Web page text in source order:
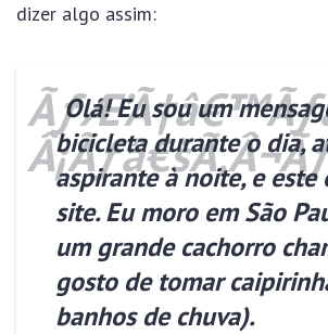
dizer algo assim:
Olá! Eu sou um mensageiro de
bicicleta durante o dia,
aspirante à noite, e este
site. Eu moro em São
um grande cachorro
gosto de tomar
banhos de chuva).